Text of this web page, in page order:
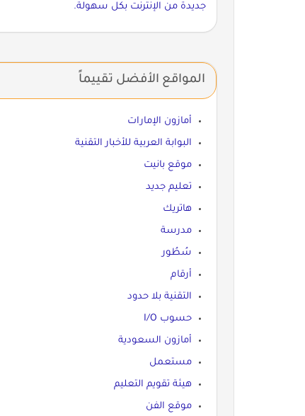
جديدة من الإنترنت بكل سهولة.
المواقع الأفضل تقييماً
أمازون الإمارات
البوابة العربية للأخبار التقنية
موقع بانيت
تعليم جديد
هاتريك
مدرسة
سُطُور
أرقام
التقنية بلا حدود
حسوب I/O
أمازون السعودية
مستعمل
هيئة تقويم التعليم
موقع الفن